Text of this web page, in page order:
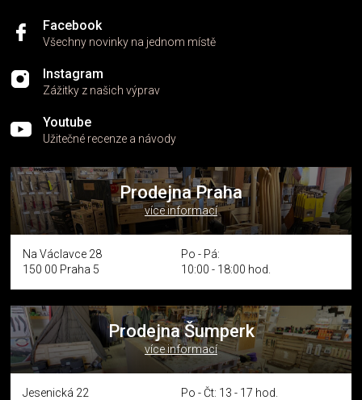
Facebook
Všechny novinky na jednom místě
Instagram
Zážitky z našich výprav
Youtube
Užitečné recenze a návody
Prodejna Praha
více informací
Na Václavce 28
150 00 Praha 5
Po - Pá:
10:00 - 18:00 hod.
Prodejna Šumperk
více informací
Jesenická 22
Po - Čt: 13 - 17 hod.